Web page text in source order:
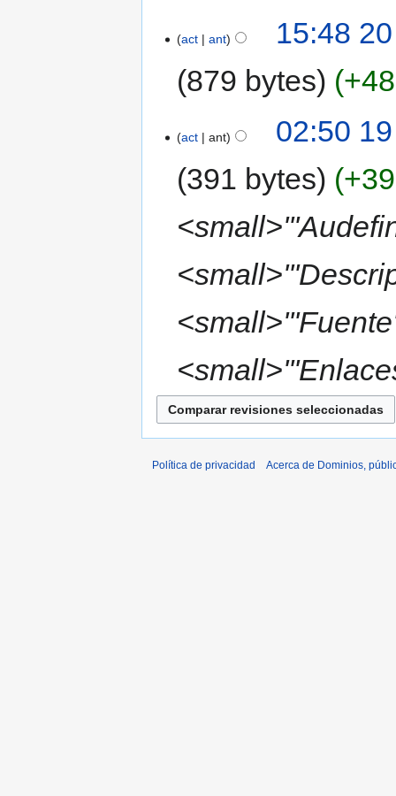
act ant
15:48
879 bytes
act ant
02:50
391 bytes
Política de privacidad Acerca de Dominios,